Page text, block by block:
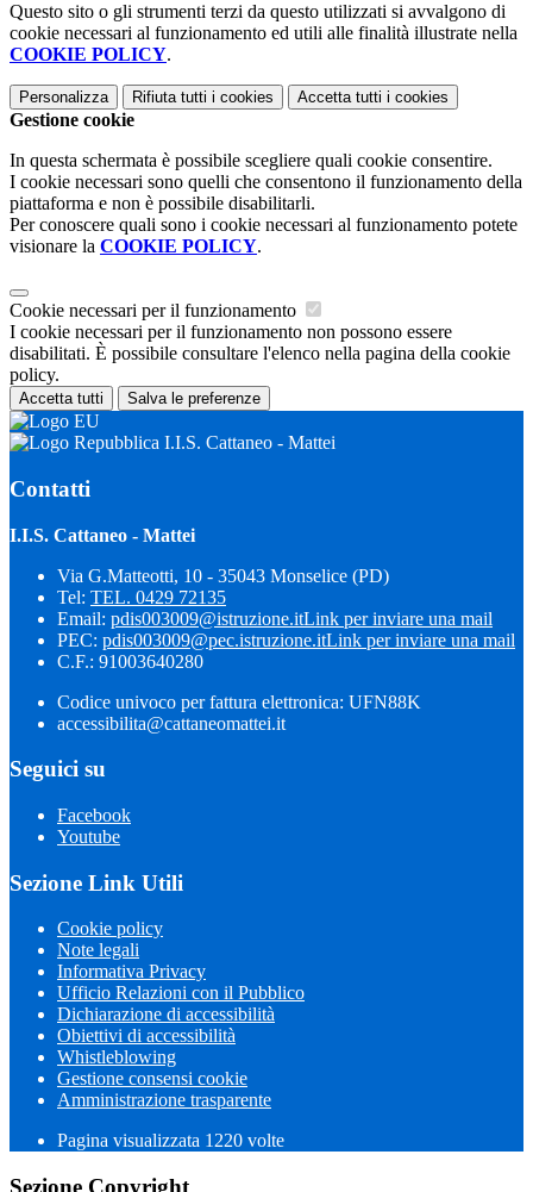
Questo sito o gli strumenti terzi da questo utilizzati si avvalgono di
cookie necessari al funzionamento ed utili alle finalità illustrate nella
COOKIE POLICY.
Personalizza Rifiuta tutti i cookies Accetta tutti i cookies
Gestione cookie
In questa schermata è possibile scegliere quali cookie consentire.
I cookie necessari sono quelli che consentono il funzionamento della
piattaforma e non è possibile disabilitarli.
Per conoscere quali sono i cookie necessari al funzionamento potete
visionare la COOKIE POLICY.
Cookie necessari per il funzionamento
I cookie necessari per il funzionamento non possono essere
disabilitati. È possibile consultare l'elenco nella pagina della cookie
policy.
Accetta tutti Salva le preferenze
I.I.S. Cattaneo - Mattei
Contatti
I.I.S. Cattaneo - Mattei
Via G.Matteotti, 10 - 35043 Monselice (PD)
Tel: TEL. 0429 72135
Email: pdis003009@istruzione.itLink per inviare una mail
PEC: pdis003009@pec.istruzione.itLink per inviare una mail
C.F.: 91003640280
Codice univoco per fattura elettronica: UFN88K
accessibilita@cattaneomattei.it
Seguici su
Facebook
Youtube
Sezione Link Utili
Cookie policy
Note legali
Informativa Privacy
Ufficio Relazioni con il Pubblico
Dichiarazione di accessibilità
Obiettivi di accessibilità
Whistleblowing
Gestione consensi cookie
Amministrazione trasparente
Pagina visualizzata 1220 volte
Sezione Copyright